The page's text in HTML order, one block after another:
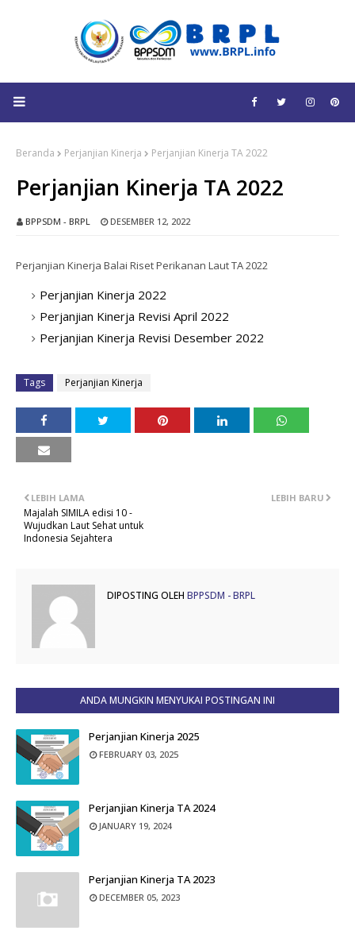
Beranda Perjanjian Kinerja Perjanjian Kinerja TA 2022
Perjanjian Kinerja TA 2022
BPPSDM - BRPL DESEMBER 12, 2022
Perjanjian Kinerja Balai Riset Perikanan Laut TA2022
Perjanjian Kinerja 2022
Perjanjian Kinerja Revisi April 2022
Perjanjian Kinerja Revisi Desember 2022
Tags Perjanjian Kinerja
LEBIH BARU
LEBIH LAMA
Majalah SIMILA edisi 10 -
Wujudkan Laut Sehat untuk
Indonesia Sejahtera
DIPOSTING OLEH BPPSDM - BRPL
ANDA MUNGKIN MENYUKAI POSTINGAN INI
Perjanjian Kinerja 2025
FEBRUARY 03, 2025
Perjanjian Kinerja TA 2024
JANUARY 19, 2024
Perjanjian Kinerja TA 2023
DECEMBER 05, 2023